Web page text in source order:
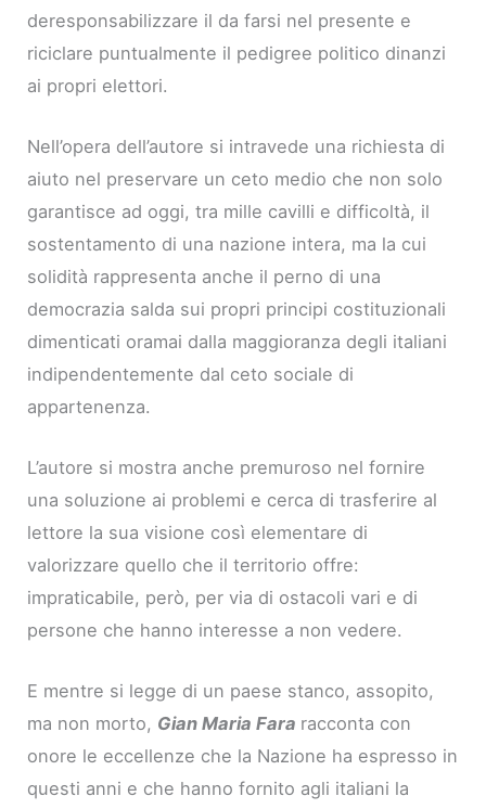
deresponsabilizzare il da farsi nel presente e
riciclare puntualmente il pedigree politico dinanzi
ai propri elettori.
Nell’opera dell’autore si intravede una richiesta di
aiuto nel preservare un ceto medio che non solo
garantisce ad oggi, tra mille cavilli e difficoltà, il
sostentamento di una nazione intera, ma la cui
solidità rappresenta anche il perno di una
democrazia salda sui propri principi costituzionali
dimenticati oramai dalla maggioranza degli italiani
indipendentemente dal ceto sociale di
appartenenza.
L’autore si mostra anche premuroso nel fornire
una soluzione ai problemi e cerca di trasferire al
lettore la sua visione così elementare di
valorizzare quello che il territorio offre:
impraticabile, però, per via di ostacoli vari e di
persone che hanno interesse a non vedere.
E mentre si legge di un paese stanco, assopito,
ma non morto, Gian Maria Fara racconta con
onore le eccellenze che la Nazione ha espresso in
questi anni e che hanno fornito agli italiani la